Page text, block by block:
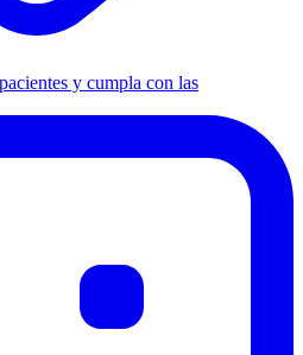
y cumpla con las